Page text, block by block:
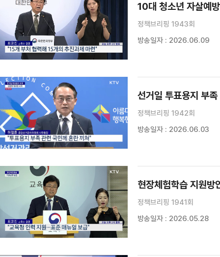
10대 청소년 자살예
정책브리핑 1943회
방송일자 : 2026.06.09
선거일 투표용지 부
정책브리핑 1942회
방송일자 : 2026.06.03
현장체험학습 지원방
정책브리핑 1941회
방송일자 : 2026.05.28